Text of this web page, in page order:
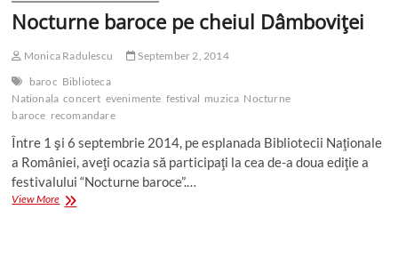
Nocturne baroce pe cheiul Dâmboviţei
Monica Radulescu
September 2, 2014
baroc Biblioteca
Nationala concert evenimente festival muzica Nocturne
baroce recomandare
Între 1 şi 6 septembrie 2014, pe esplanada Bibliotecii Naţionale
a României, aveţi ocazia să participaţi la cea de-a doua ediţie a
festivalului “Nocturne baroce”.…
View MoreNocturne